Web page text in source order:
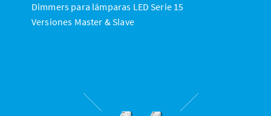
Dimmers para lámparas LED Serie 15
Versiones Master & Slave